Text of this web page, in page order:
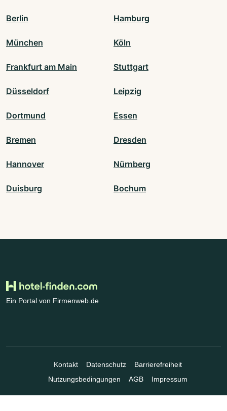
Berlin Hamburg
München Köln
Frankfurt am Main Stuttgart
Düsseldorf Leipzig
Dortmund Essen
Bremen Dresden
Hannover Nürnberg
Duisburg Bochum
Ein Portal von Firmenweb.de
Kontakt Datenschutz
Barrierefreiheit
Nutzungsbedingungen
AGB Impressum